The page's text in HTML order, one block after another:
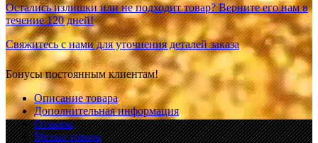
Остались излишки или не подходит товар? Верните его нам в
течение 120 дней!
Свяжитесь с нами для уточнения деталей заказа
Бонусы постоянным клиентам!
Описание товара
Дополнительная информация
Отзывы
Метки товара